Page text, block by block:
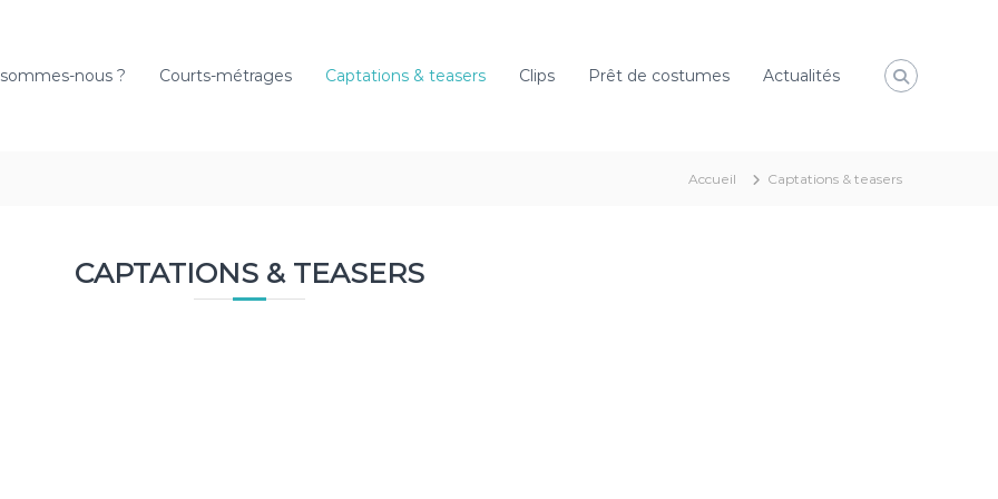
nous ? Courts-métrages Captations & teasers Clips Prêt de costumes Actualités
Accueil Captations & teasers
CAPTATIONS & TEASERS